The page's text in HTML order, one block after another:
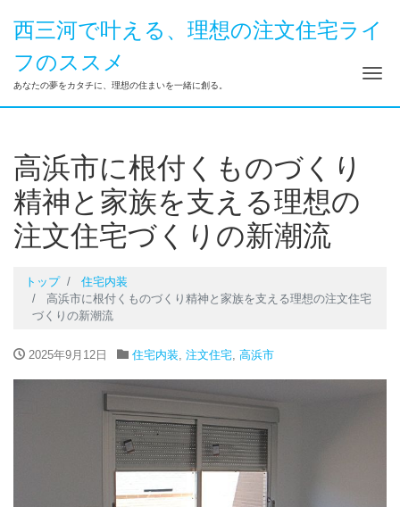
西三河で叶える、理想の注文住宅ライ
フのススメ
あなたの夢をカタチに、理想の住まいを一緒に創る。 ナ
高浜市に根付くものづくり
精神と家族を支える理想の
注文住宅づくりの新潮流
トップ
住宅内装
高浜市に根付くものづくり精神と家族を支える理想の注文住宅
づくりの新潮流
2025年9月12日 住宅内装, 注文住宅, 高浜市